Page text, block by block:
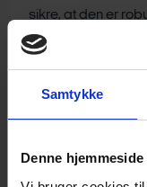
Samtykke
Denne
sikre, at den er
afkastudsving